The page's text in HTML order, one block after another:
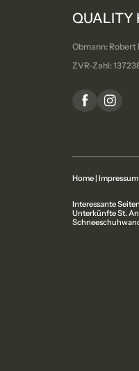
QUALITY
Obmann: Robert
ZVR-Zahl:
Home | Impressum
Interessante
Unterkünfte St.